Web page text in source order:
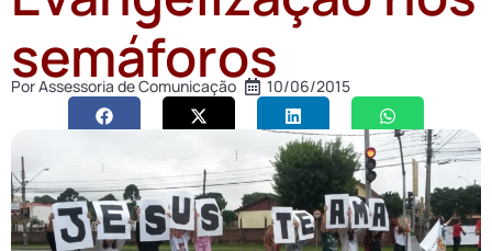
semáforos
PorAssessoria de Comunicação 10/06/2015